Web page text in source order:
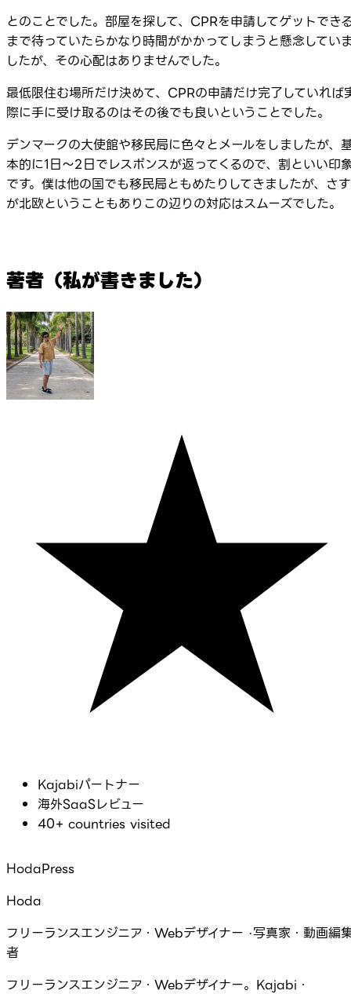
とのことでした。部屋を探して、CPRを申請してゲットでき
まで待っていたらかなり時間がかかってしまうと懸念してい
したが、その心配はありませんでした。
最低限住む場所だけ決めて、CPRの申請だけ完了していれば
際に手に受け取るのはその後でも良いということでした。
デンマークの大使館や移民局に色々とメールをしましたが、
本的に1日～2日でレスポンスが返ってくるので、割といい印
です。僕は他の国でも移民局ともめたりしてきましたが、さす
が北欧ということもありこの辺りの対応はスムーズでした。
著者（私が書きました）
Kajabiパートナー
海外SaaSレビュー
40+ countries visited
HodaPress
Hoda
フリーランスエンジニア・Webデザイナー ·写真家・動画編
者
フリーランスエンジニア・Webデザイナー。Kajabi・